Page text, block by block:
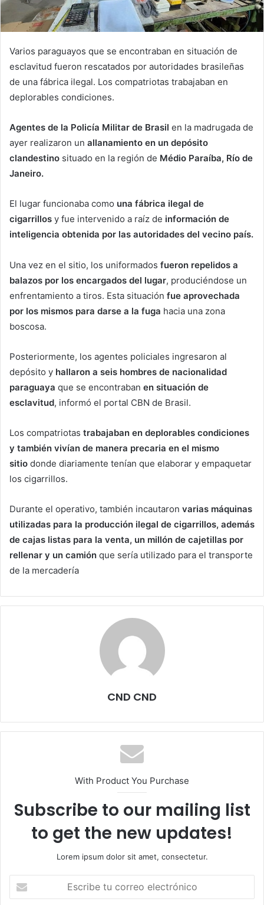
Varios paraguayos que se encontraban en situación de
esclavitud fueron rescatados por autoridades brasileñas
de una fábrica ilegal. Los compatriotas trabajaban en
deplorables condiciones.
Agentes de la Policía Militar de Brasil en la madrugada de
ayer realizaron un allanamiento en un depósito
clandestino situado en la región de Médio Paraíba, Río de
Janeiro.
El lugar funcionaba como una fábrica ilegal de
cigarrillos y fue intervenido a raíz de información de
inteligencia obtenida por las autoridades del vecino país.
Una vez en el sitio, los uniformados fueron repelidos a
balazos por los encargados del lugar, produciéndose un
enfrentamiento a tiros. Esta situación fue aprovechada
por los mismos para darse a la fuga hacia una zona
boscosa.
Posteriormente, los agentes policiales ingresaron al
depósito y hallaron a seis hombres de nacionalidad
paraguaya que se encontraban en situación de
esclavitud, informó el portal CBN de Brasil.
Los compatriotas trabajaban en deplorables condiciones
y también vivían de manera precaria en el mismo
sitio donde diariamente tenían que elaborar y empaquetar
los cigarrillos.
Durante el operativo, también incautaron varias máquinas
utilizadas para la producción ilegal de cigarrillos, además
de cajas listas para la venta, un millón de cajetillas por
rellenar y un camión que sería utilizado para el transporte
de la mercadería
CND CND
With Product You Purchase
Subscribe to our mailing list
to get the new updates!
Lorem ipsum dolor sit amet, consectetur.